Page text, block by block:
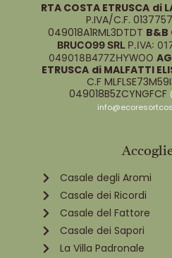
RTA COSTA ETRUSCA di
P.IVA/C.F.
049018A1RML3DTDT B&B
BRUCO99 SRL P.IVA:
049018B477ZHYWOO
ETRUSCA di MALFATTI
C.F
049018B5ZCYNGFCF
Casale degli Aromi
Casale dei Ricordi
Casale del Fattore
Casale dei Sapori
La Villa Padronale